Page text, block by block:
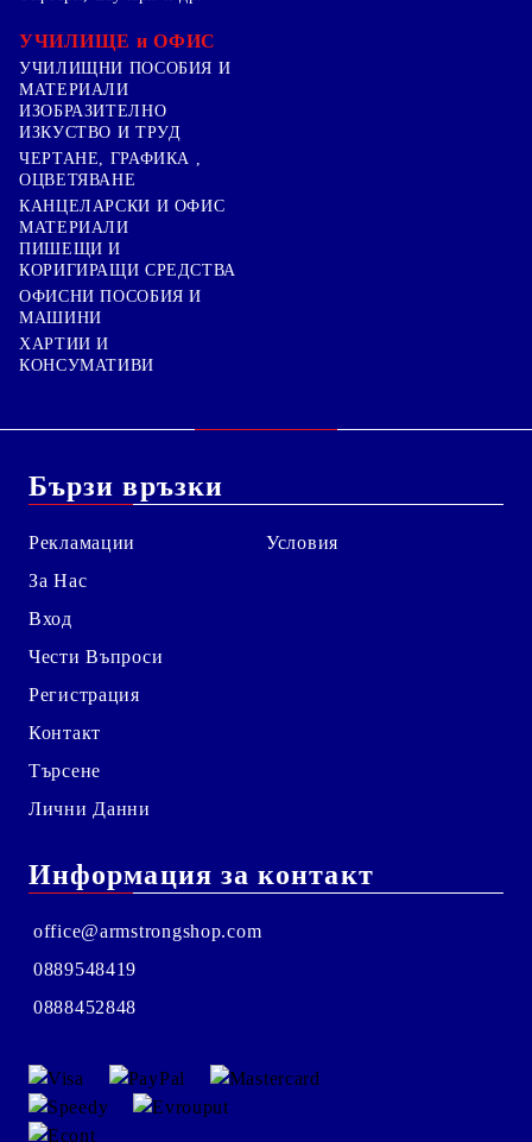
УЧИЛИЩЕ и ОФИС
УЧИЛИЩНИ ПОСОБИЯ И
МАТЕРИАЛИ
ИЗОБРАЗИТЕЛНО
ИЗКУСТВО И ТРУД
ЧЕРТАНЕ, ГРАФИКА ,
ОЦВЕТЯВАНЕ
КАНЦЕЛАРСКИ И ОФИС
МАТЕРИАЛИ
ПИШЕЩИ И
КОРИГИРАЩИ СРЕДСТВА
ОФИСНИ ПОСОБИЯ И
МАШИНИ
ХАРТИИ И
КОНСУМАТИВИ
Бързи връзки
Рекламации
За Нас
Вход
Чести Въпроси
Регистрация
Контакт
Търсене
Лични Данни
Условия
Информация за контакт
office@armstrongshop.com
0889548419
0888452848